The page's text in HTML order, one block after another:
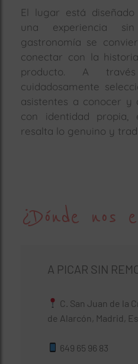
El lugar está
una experiencia
gastronomía se
conectar con la
producto. A
cuidadosamente
asistentes a conocer y
con identidad
resalta lo genuino y
¿Dónde nos
A PICAR SIN
C. San Juan de la
de Alarcón, Madrid,
649 65 96 83